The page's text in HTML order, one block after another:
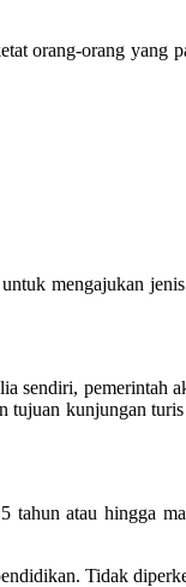
orang-orang yang
mengajukan
sendiri, pemerintah
tujuan kunjungan
tahun atau hingga
Tidak